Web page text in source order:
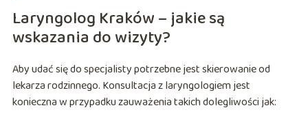
Laryngolog Kraków – jakie są
wskazania do wizyty?
Aby udać się do specjalisty potrzebne jest skierowanie od
lekarza rodzinnego. Konsultacja z laryngologiem jest
konieczna w przypadku zauważenia takich dolegliwości jak: